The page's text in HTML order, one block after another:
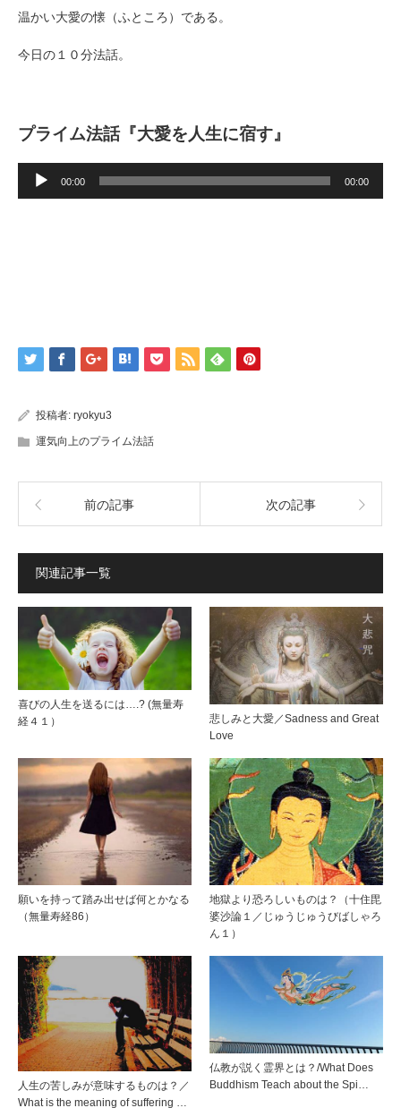
温かい大愛の懐（ふところ）である。
今日の１０分法話。
プライム法話『大愛を人生に宿す』
プ
00:00 00:00
投稿者: ryokyu3
運気向上のプライム法話
前の記事 次の記事
関連記事一覧
喜びの人生を送るには….? (無量寿
経４１）
悲しみと大愛／Sadness and Great
Love
願いを持って踏み出せば何とかなる
（無量寿経86）
地獄より恐ろしいものは？（十住毘
婆沙論１／じゅうじゅうびばしゃろ
ん１）
人生の苦しみが意味するものは？／
What is the meaning of suffering …
仏教が説く霊界とは？/What Does
Buddhism Teach about the Spi…